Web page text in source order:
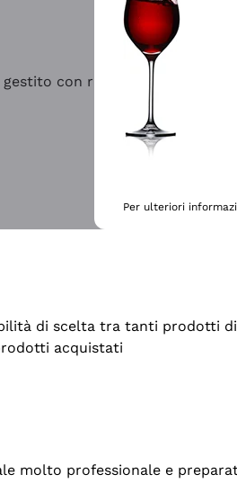
con rapidità e
di scelta tra tanti prodotti
acquistati
molto professionale e
Per ulteriori